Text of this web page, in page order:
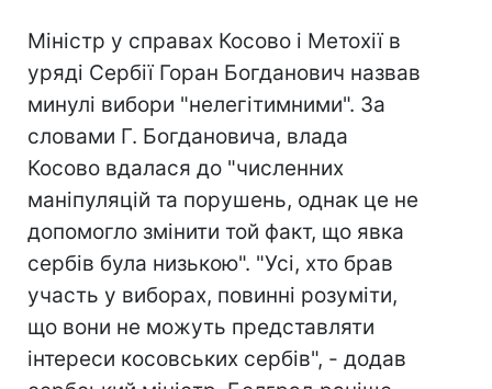
Міністр у справах Косово і Метохії в
уряді Сербії Горан Богданович назвав
минулі вибори "нелегітимними". За
словами Г. Богдановича, влада
Косово вдалася до "численних
маніпуляцій та порушень, однак це не
допомогло змінити той факт, що явка
сербів була низькою". "Усі, хто брав
участь у виборах, повинні розуміти,
що вони не можуть представляти
інтереси косовських сербів", - додав